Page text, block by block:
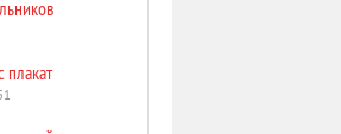
плакат